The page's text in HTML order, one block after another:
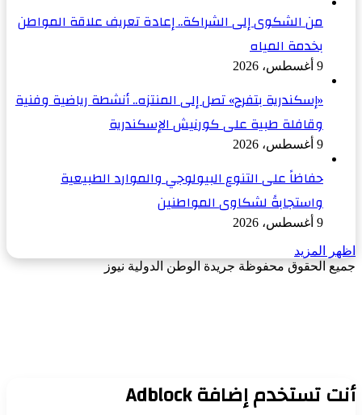
من الشكوى إلى الشراكة.. إعادة تعريف علاقة المواطن
بخدمة المياه
9 أغسطس، 2026
«إسكندرية بتفرح» تصل إلى المنتزه.. أنشطة رياضية وفنية
وقافلة طبية على كورنيش الإسكندرية
9 أغسطس، 2026
حفاظاً على التنوع البيولوجي والموارد الطبيعية
واستجابةً لشكاوى المواطنين
9 أغسطس، 2026
اظهر المزيد
جميع الحقوق محفوظة جريدة الوطن الدولية نيوز
أنت تستخدم إضافة Adblock